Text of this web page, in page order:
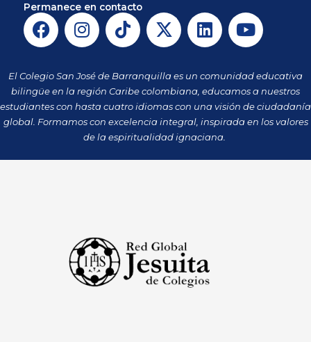
Permanece en contacto
F
a
e
b
o
o
I
n
t
a
g
r
a
m
T
i
t
o
k
X
-
w
i
t
t
e
r
L
i
k
e
d
i
n
Y
o
t
u
b
e
El Colegio San José de Barranquilla es un comunidad educativa
bilingüe en la región Caribe colombiana, educamos a nuestros
estudiantes con hasta cuatro idiomas con una visión de ciudadanía
global. Formamos con excelencia integral, inspirada en los valores
de la espiritualidad ignaciana.